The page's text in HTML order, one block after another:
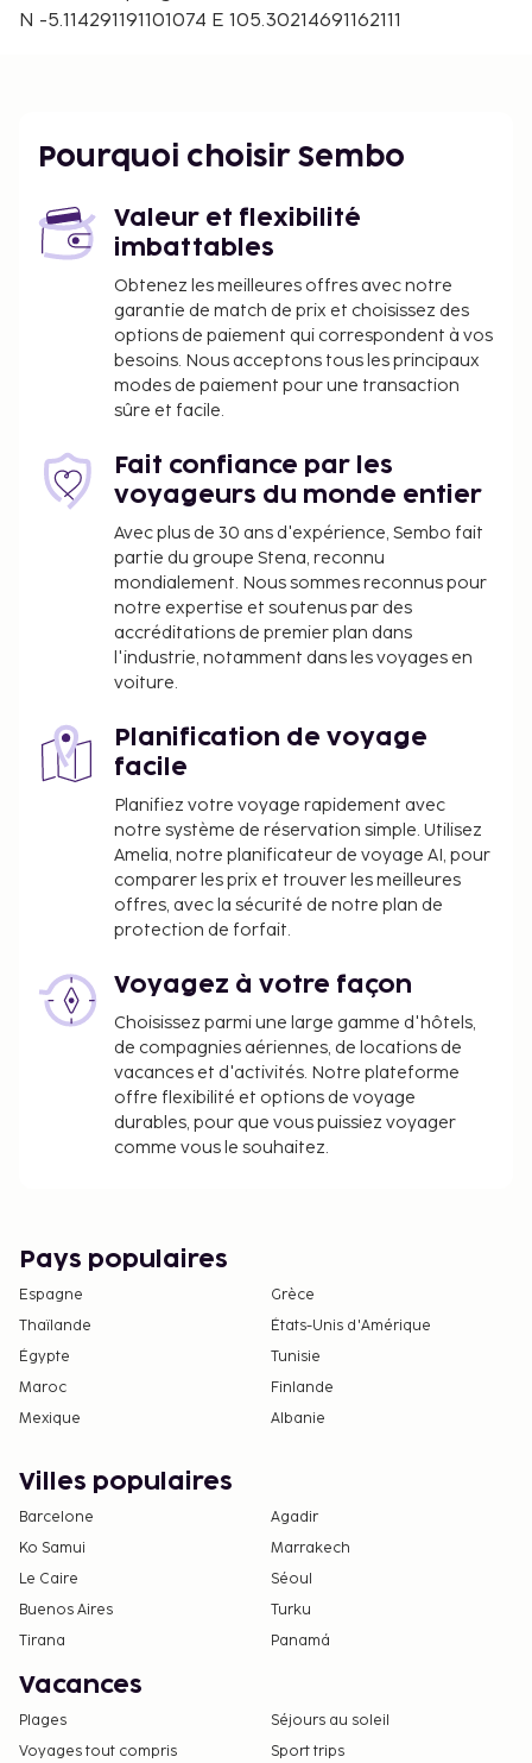
N -5.114291191101074 E 105.30214691162111
Pourquoi choisir Sembo
Valeur et flexibilité
imbattables
Obtenez les meilleures offres avec notre
garantie de match de prix et choisissez des
options de paiement qui correspondent à vos
besoins. Nous acceptons tous les principaux
modes de paiement pour une transaction
sûre et facile.
Fait confiance par les
voyageurs du monde entier
Avec plus de 30 ans d'expérience, Sembo fait
partie du groupe Stena, reconnu
mondialement. Nous sommes reconnus pour
notre expertise et soutenus par des
accréditations de premier plan dans
l'industrie, notamment dans les voyages en
voiture.
Planification de voyage
facile
Planifiez votre voyage rapidement avec
notre système de réservation simple. Utilisez
Amelia, notre planificateur de voyage AI, pour
comparer les prix et trouver les meilleures
offres, avec la sécurité de notre plan de
protection de forfait.
Voyagez à votre façon
Choisissez parmi une large gamme d'hôtels,
de compagnies aériennes, de locations de
vacances et d'activités. Notre plateforme
offre flexibilité et options de voyage
durables, pour que vous puissiez voyager
comme vous le souhaitez.
Pays populaires
Espagne
Grèce
Thaïlande
États-Unis d'Amérique
Égypte
Tunisie
Maroc
Finlande
Mexique
Albanie
Villes populaires
Barcelone
Agadir
Ko Samui
Marrakech
Le Caire
Séoul
Buenos Aires
Turku
Tirana
Panamá
Vacances
Plages
Séjours au soleil
Voyages tout compris
Sport trips